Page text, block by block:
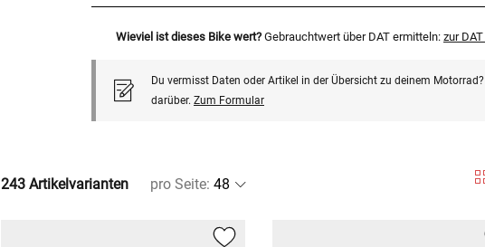
Wieviel ist dieses Bike wert? Gebrauchtwert über DAT ermitteln: zur
Du vermisst Daten oder Artikel in der Übersicht zu deinem
darüber. Zum Formular
243 Artikelvarianten pro Seite: